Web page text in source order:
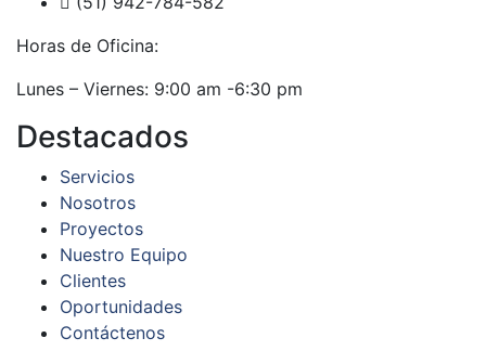
Horas de Oficina:
Lunes – Viernes: 9:00 am -6:30 pm
Destacados
Servicios
Nosotros
Proyectos
Nuestro Equipo
Clientes
Oportunidades
Contáctenos